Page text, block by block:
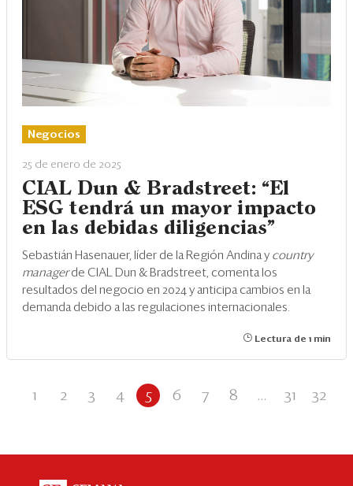
Negocios
25 de enero de 2025
CIAL Dun & Bradstreet: “El
ESG tendrá un mayor impacto
en las debidas diligencias”
Sebastián Hasenauer, líder de la Región Andina y country
managerde CIAL Dun & Bradstreet, comenta los
resultados del negocio en 2024 y anticipa cambios en la
demanda debido a las regulaciones internacionales.
Lectura de 1 min
1 2 3 4 5 6 7 8 ... 31 32